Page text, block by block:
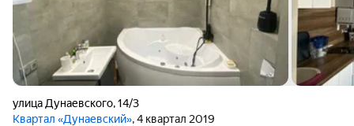
улица Дунаевского,14/3
Квартал «Дунаевский», 4 квартал 2019